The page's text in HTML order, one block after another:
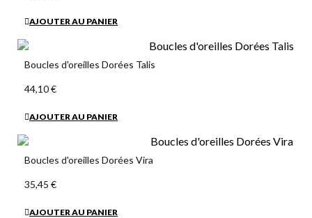
AJOUTER AU PANIER
Boucles d'oreilles Dorées Talis
44,10 €
AJOUTER AU PANIER
Boucles d'oreilles Dorées Vira
35,45 €
AJOUTER AU PANIER